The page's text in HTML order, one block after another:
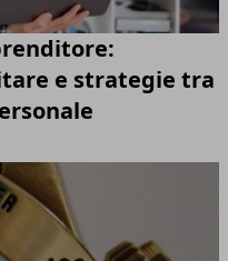
e strategie tra